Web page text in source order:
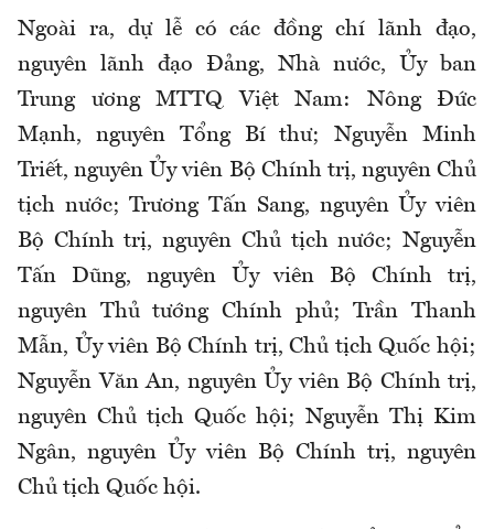
Ngoài ra, dự lễ có các đồng chí lãnh đạo,
nguyên lãnh đạo Đảng, Nhà nước, Ủy ban
Trung ương MTTQ Việt Nam: Nông Đức
Mạnh, nguyên Tổng Bí thư; Nguyễn Minh
Triết, nguyên Ủy viên Bộ Chính trị, nguyên Chủ
tịch nước; Trương Tấn Sang, nguyên Ủy viên
Bộ Chính trị, nguyên Chủ tịch nước; Nguyễn
Tấn Dũng, nguyên Ủy viên Bộ Chính trị,
nguyên Thủ tướng Chính phủ; Trần Thanh
Mẫn, Ủy viên Bộ Chính trị, Chủ tịch Quốc hội;
Nguyễn Văn An, nguyên Ủy viên Bộ Chính trị,
nguyên Chủ tịch Quốc hội; Nguyễn Thị Kim
Ngân, nguyên Ủy viên Bộ Chính trị, nguyên
Chủ tịch Quốc hội.